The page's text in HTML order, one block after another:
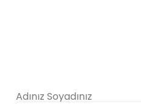
Adınız Soyadınız